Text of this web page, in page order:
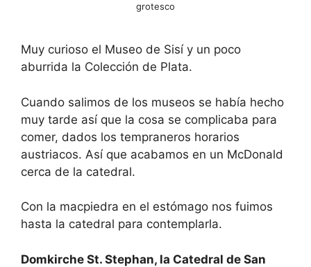
grotesco
Muy curioso el Museo de Sisí y un poco
aburrida la Colección de Plata.
Cuando salimos de los museos se había hecho
muy tarde así que la cosa se complicaba para
comer, dados los tempraneros horarios
austriacos. Así que acabamos en un McDonald
cerca de la catedral.
Con la macpiedra en el estómago nos fuimos
hasta la catedral para contemplarla.
Domkirche St. Stephan, la Catedral de San